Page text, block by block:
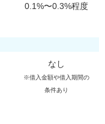
0.1%〜0.3%程度
なし
※借入金額や借入期間の
条件あり